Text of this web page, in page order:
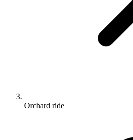
Orchard ride